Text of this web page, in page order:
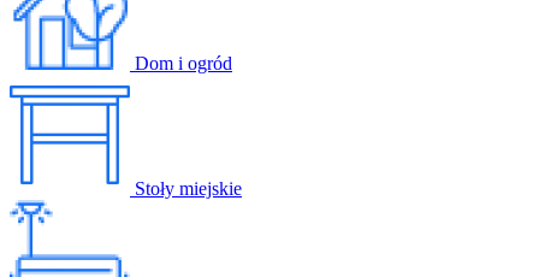
Dom i ogród
Stoły miejskie